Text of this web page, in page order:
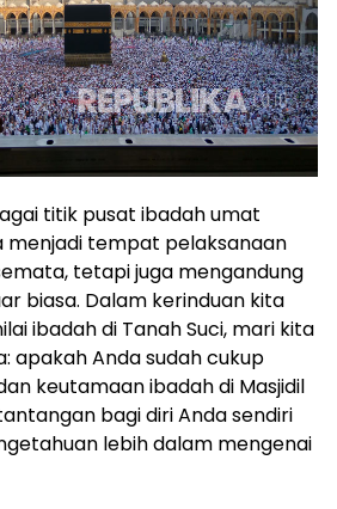
titik pusat ibadah umat
menjadi tempat pelaksanaan
tetapi juga mengandung
biasa. Dalam kerinduan kita
ibadah di Tanah Suci, mari kita
apakah Anda sudah cukup
keutamaan ibadah di Masjidil
bagi diri Anda sendiri
lebih dalam mengenai